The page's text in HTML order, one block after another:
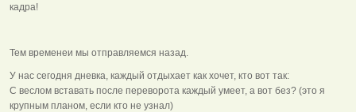
кадра!
Тем временеи мы отправляемся назад.
У нас сегодня дневка, каждый отдыхает как хочет, кто вот так:
С веслом вставать после переворота каждый умеет, а вот без? (это я
крупным планом, если кто не узнал)